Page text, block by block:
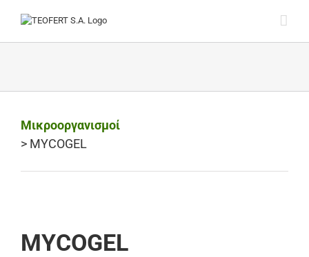
Mικροοργανισμοί
> MYCOGEL
MYCOGEL